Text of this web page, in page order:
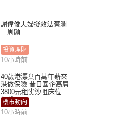
謝偉俊夫婦擬效法蔡瀾
｜周顯
投資理財
10小時前
40歲港漂棄百萬年薪來
港做保險 昔日國企高層
3800元租尖沙咀床位｜
租盤Million
樓市動向
10小時前